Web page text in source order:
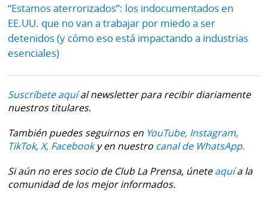
“Estamos aterrorizados”: los indocumentados en
EE.UU. que no van a trabajar por miedo a ser
detenidos (y cómo eso está impactando a industrias
esenciales)
Suscríbete aquíal newsletter para recibir diariamente
nuestros titulares.
También puedes seguirnos en YouTube, Instagram,
TikTok, X, Facebooky en nuestro canal de WhatsApp.
Si aún no eres socio de Club La Prensa, úneteaquía la
comunidad de los mejor informados.